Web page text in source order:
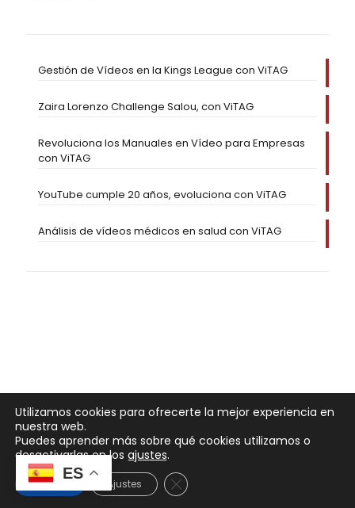
Gestión de Vídeos en la Kings League con ViTAG
Zaira Lorenzo Challenge Salou, con ViTAG
Revoluciona los Manuales en Vídeo para Empresas
con ViTAG
YouTube cumple 20 años, evoluciona con ViTAG
Análisis de vídeos médicos en salud con ViTAG
ES
Utilizamos cookies para ofrecerte la mejor experiencia en
nuestra web.
Puedes aprender más sobre qué cookies utilizamos o
desactivarlas en los ajustes.
Aceptar Ajustes Cerrar el banner de cookies